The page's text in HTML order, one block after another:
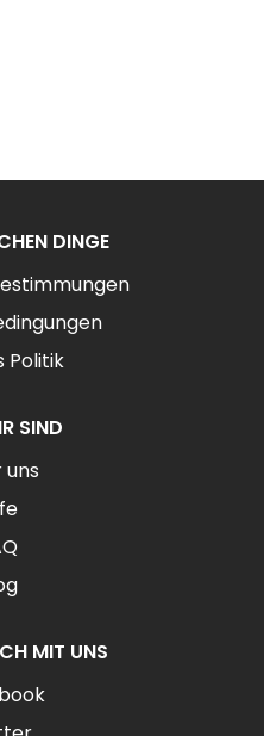
DINGE
Politik
SIND
uns
MIT UNS